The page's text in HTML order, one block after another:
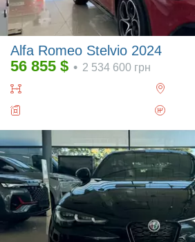
Alfa Romeo Stelvio 2024
56 855 $ • 2 534 600 грн